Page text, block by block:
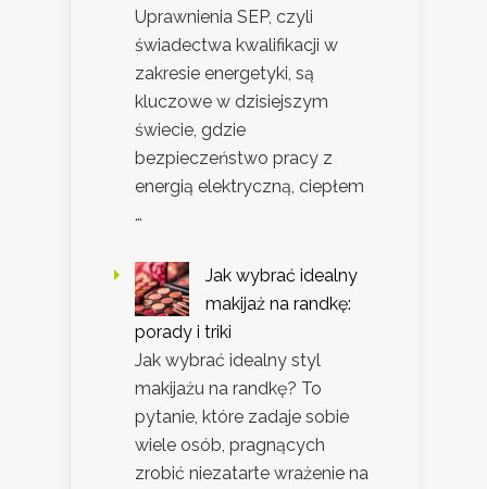
Uprawnienia SEP, czyli
świadectwa kwalifikacji w
zakresie energetyki, są
kluczowe w dzisiejszym
świecie, gdzie
bezpieczeństwo pracy z
energią elektryczną, ciepłem
…
Jak wybrać idealny
makijaż na randkę:
porady i triki
Jak wybrać idealny styl
makijażu na randkę? To
pytanie, które zadaje sobie
wiele osób, pragnących
zrobić niezatarte wrażenie na